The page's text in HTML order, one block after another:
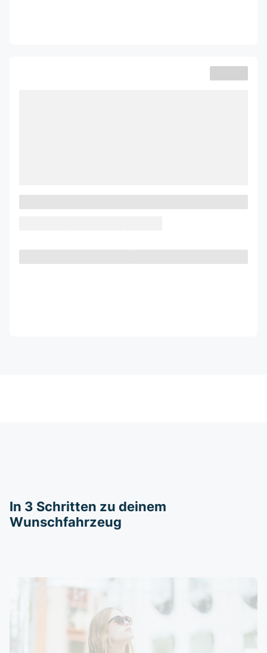
In 3 Schritten zu deinem
Wunschfahrzeug